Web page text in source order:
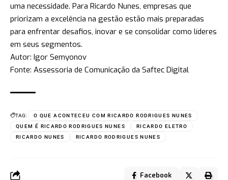
uma necessidade. Para Ricardo Nunes, empresas que
priorizam a excelência na gestão estão mais preparadas
para enfrentar desafios, inovar e se consolidar como líderes
em seus segmentos.
Autor: Igor Semyonov
Fonte: Assessoria de Comunicação da Saftec Digital
TAG:
O QUE ACONTECEU COM RICARDO RODRIGUES NUNES
QUEM É RICARDO RODRIGUES NUNES
RICARDO ELETRO
RICARDO NUNES
RICARDO RODRIGUES NUNES
Facebook